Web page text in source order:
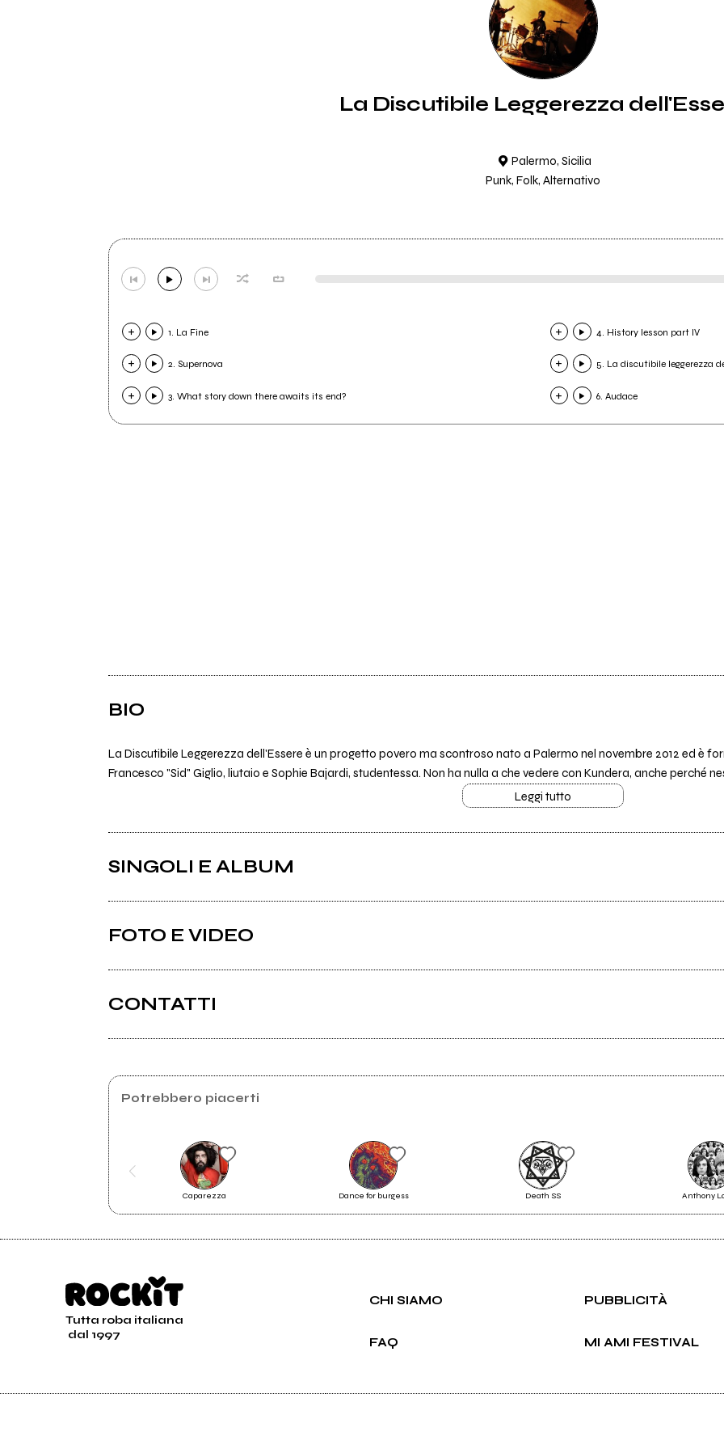
La Discutibile Leggerezza
Palermo, Sicilia
Punk, Folk, Alternativo
1. La Fine
2. Supernova
3. What story down there awaits its end?
4. History lesson part IV
5. La discutibile leggerezza
6. Audace
BIO
La Discutibile Leggerezza dell'Essere è un progetto povero ma scontroso nato a Palermo nel novembre 2012 ed è
Francesco "Sid" Giglio, liutaio e Sophie Bajardi, studentessa. Non ha nulla a che vedere con Kundera, anche perché
Leggi tutto
SINGOLI E ALBUM
2015
Testa
FOTO E VIDEO
LaDiscutibile live@Litania - LDLDE + History Lesson
Part IV
History Lesson Part IV
CONTATTI
Potrebbero piacerti
Caparezza Dance for burgess Death SS Anthony
Tutta roba italiana
dal 1997
CHI SIAMO PUBBLICITÀ
FAQ MI AMI FESTIVAL